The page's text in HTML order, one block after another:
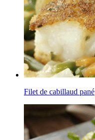
Filet de cabillaud pané